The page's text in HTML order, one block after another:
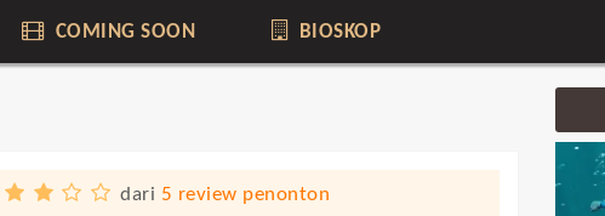
COMING SOON BIOSKOP
dari 5 review penonton